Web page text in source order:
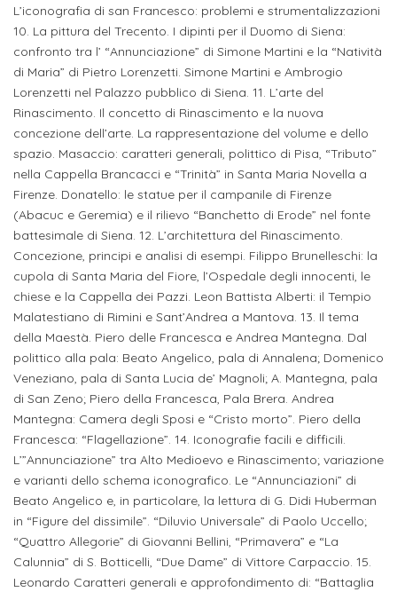
Materie
studio
Progetti
studenti
Iscrizione
a
corsi
singoli
Costi
iscrizione
triennio
Costi
iscrizione
biennio
Come
Iscriversi
Apprendistato
per
gli
studenti
Stage
attivabili
Opportunità
di
lavoro
L’iconografia di san Francesco: problemi e strumentalizzazioni
10. La pittura del Trecento. I dipinti per il Duomo di Siena:
confronto tra l’ “Annunciazione” di Simone Martini e la “Natività
di Maria” di Pietro Lorenzetti. Simone Martini e Ambrogio
Lorenzetti nel Palazzo pubblico di Siena. 11. L’arte del
Rinascimento. Il concetto di Rinascimento e la nuova
concezione dell’arte. La rappresentazione del volume e dello
spazio. Masaccio: caratteri generali, polittico di Pisa, “Tributo”
nella Cappella Brancacci e “Trinità” in Santa Maria Novella a
Firenze. Donatello: le statue per il campanile di Firenze
(Abacuc e Geremia) e il rilievo “Banchetto di Erode” nel fonte
battesimale di Siena. 12. L’architettura del Rinascimento.
Concezione, principi e analisi di esempi. Filippo Brunelleschi: la
cupola di Santa Maria del Fiore, l’Ospedale degli innocenti, le
chiese e la Cappella dei Pazzi. Leon Battista Alberti: il Tempio
Malatestiano di Rimini e Sant’Andrea a Mantova. 13. Il tema
della Maestà. Piero delle Francesca e Andrea Mantegna. Dal
polittico alla pala: Beato Angelico, pala di Annalena; Domenico
Veneziano, pala di Santa Lucia de’ Magnoli; A. Mantegna, pala
di San Zeno; Piero della Francesca, Pala Brera. Andrea
Mantegna: Camera degli Sposi e “Cristo morto”. Piero della
Francesca: “Flagellazione”. 14. Iconografie facili e difficili.
L’”Annunciazione” tra Alto Medioevo e Rinascimento; variazione
e varianti dello schema iconografico. Le “Annunciazioni” di
Beato Angelico e, in particolare, la lettura di G. Didi Huberman
in “Figure del dissimile”. “Diluvio Universale” di Paolo Uccello;
“Quattro Allegorie” di Giovanni Bellini, “Primavera” e “La
Calunnia” di S. Botticelli, “Due Dame” di Vittore Carpaccio. 15.
Leonardo Caratteri generali e approfondimento di: “Battaglia